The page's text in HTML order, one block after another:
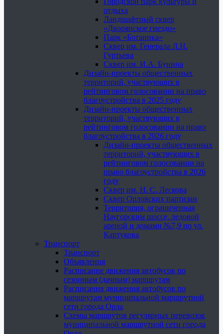
отдыха
Ландшафтный сквер
«Дворянское гнездо»
Парк «Ботаника»
Сквер им. Генерала Л.Н.
Гуртьева
Сквер им. И.А. Бунина
Дизайн-проекты общественных
территорий, участвующих в
рейтинговом голосовании на право
благоустройства в 2025 году
Дизайн-проекты общественных
территорий, участвующих в
рейтинговом голосовании на право
благоустройства в 2026 году
Дизайн-проекты общественных
территорий, участвующих в
рейтинговом голосовании на
право благоустройства в 2026
году
Сквер им. Н. С. Лескова
Сквер Орловских партизан
Территория, ограниченная
Наугорским шоссе, ледовой
ареной и домами №7,9 по ул.
Картукова
Транспорт
Транспорт
Объявления
Расписание движения автобусов по
сезонным (дачным) маршрутам
Расписания движения автобусов по
маршрутам муниципальной маршрутной
сети города Орла
Схемы маршрутов регулярных перевозок
муниципальной маршрутной сети города